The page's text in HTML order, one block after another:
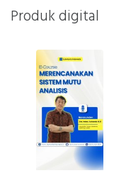
Produk digital